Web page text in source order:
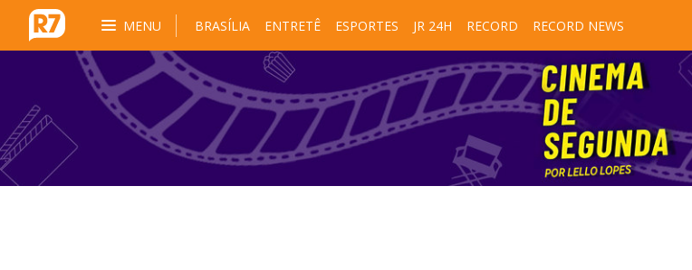
MENU BRASÍLIA ENTRETÊ ESPORTES JR 24H RECORD RECORD NEWS